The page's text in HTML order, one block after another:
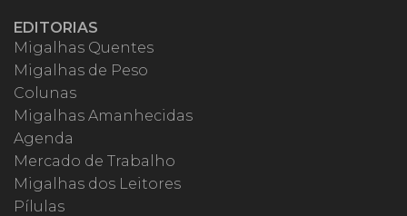
EDITORIAS
Migalhas Quentes
Migalhas de Peso
Colunas
Migalhas Amanhecidas
Agenda
Mercado de Trabalho
Migalhas dos Leitores
Pílulas